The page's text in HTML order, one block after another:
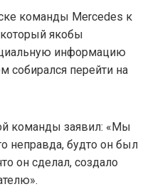
команды Mercedes к
якобы
информацию
собирался перейти на
команды заявил: «Мы
неправда, будто он был
он сделал, создало